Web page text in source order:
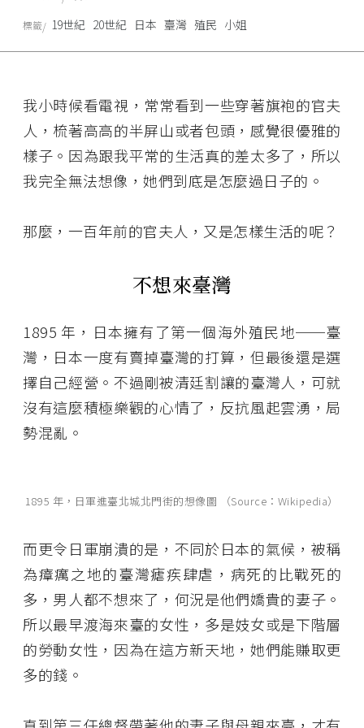
我小時候看電視，常常看到一些穿著旗袍的官夫
人，梳著高高的半屏山或者包頭，感覺很優雅的
樣子。因為跟我平常的生活真的差太多了，所以
我完全無法想像，她們到底是怎麼過日子的。
那麼，一百年前的官夫人，又是怎樣生活的呢？
不想來臺灣
1895 年，日本擁有了第一個海外殖民地──臺
灣，日本一度有賣掉臺灣的打算，但最後還是選
擇自己經營。不過剛被清廷割讓的臺灣人，可就
沒有這麼積極樂觀的心情了，反抗風起雲湧，局
勢混亂。
1895 年，日軍進臺北城北門街的想像圖 （Source：Wikipedia）
而更令日軍崩潰的是，不同於日本的氣候，被稱
為瘴癘之地的臺灣瘧疾肆虐，病死的比戰死的
多，男人都不想來了，何況是他們嬌貴的妻子。
所以最早渡海來臺的女性，多是妓女或是下階層
的勞動女性，因為在這方新天地，她們能賺取更
多的錢。
標籤 19世紀 20世紀 日本 臺灣 殖民 小姐